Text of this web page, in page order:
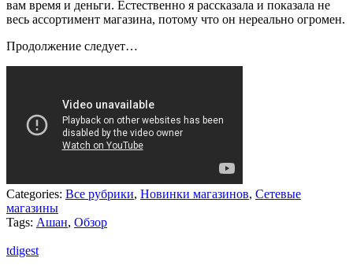
вам время и деньги. Естественно я рассказала и показала не
весь ассортимент магазина, потому что он нереально огромен.
Продолжение следует…
Categories: Все рубрики, Новинки магазинов, Сетевые
магазины
Tags: Ашан, Обзор
tdigest